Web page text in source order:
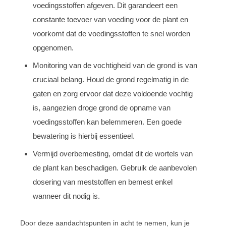
voedingsstoffen afgeven. Dit garandeert een
constante toevoer van voeding voor de plant en
voorkomt dat de voedingsstoffen te snel worden
opgenomen.
Monitoring van de vochtigheid van de grond is van
cruciaal belang. Houd de grond regelmatig in de
gaten en zorg ervoor dat deze voldoende vochtig
is, aangezien droge grond de opname van
voedingsstoffen kan belemmeren. Een goede
bewatering is hierbij essentieel.
Vermijd overbemesting, omdat dit de wortels van
de plant kan beschadigen. Gebruik de aanbevolen
dosering van meststoffen en bemest enkel
wanneer dit nodig is.
Door deze aandachtspunten in acht te nemen, kun je